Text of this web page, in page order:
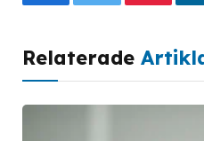
Relaterade